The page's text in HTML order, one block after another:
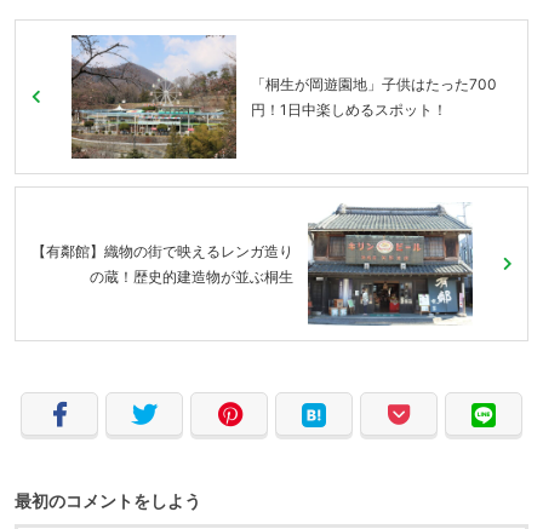
「桐生が岡遊園地」子供はたった700
円！1日中楽しめるスポット！
【有鄰館】織物の街で映えるレンガ造り
の蔵！歴史的建造物が並ぶ桐生
最初のコメントをしよう